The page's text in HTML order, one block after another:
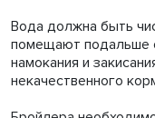
Вода должна быть
помещают подальше
намокания и
некачественного